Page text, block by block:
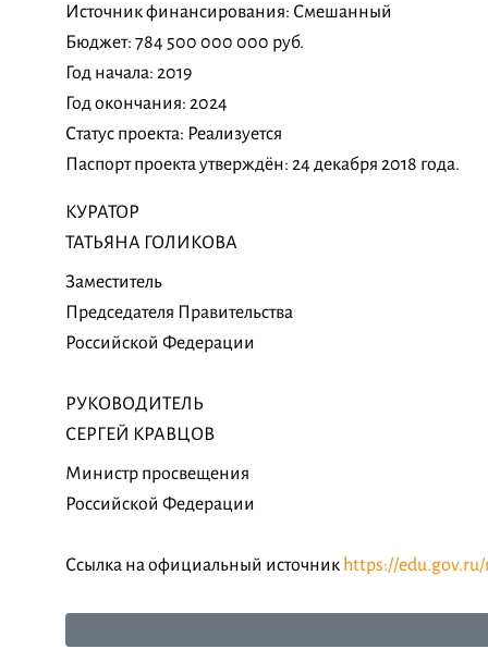
Источник финансирования: Смешанный
Бюджет: 784 500 000 000 руб.
Год начала: 2019
Год окончания: 2024
Статус проекта: Реализуется
Паспорт проекта утверждён: 24 декабря 2018 года.
КУРАТОР
ТАТЬЯНА ГОЛИКОВА
Заместитель
Председателя Правительства
Российской Федерации
РУКОВОДИТЕЛЬ
СЕРГЕЙ КРАВЦОВ
Министр просвещения
Российской Федерации
Ссылка на официальный источник https://